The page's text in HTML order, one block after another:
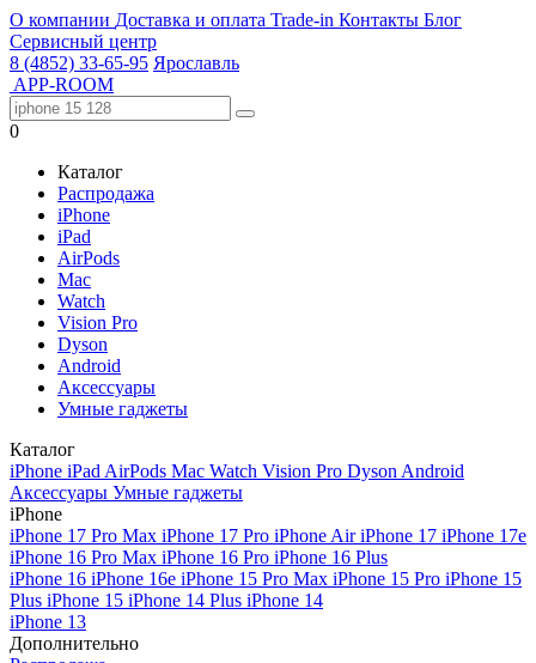
О компании Доставка и оплата Trade-in Контакты Блог
Сервисный центр
8 (4852) 33-65-95 Ярославль
APP-ROOM
0
Каталог
Распродажа
iPhone
iPad
AirPods
Mac
Watch
Vision Pro
Dyson
Android
Аксессуары
Умные гаджеты
Каталог
iPhone iPad AirPods Mac Watch Vision Pro Dyson Android
Аксессуары Умные гаджеты
iPhone
iPhone 17 Pro Max iPhone 17 Pro iPhone AiriPhone 17 iPhone 17e
iPhone 16 Pro Max iPhone 16 Pro iPhone 16 Plus
iPhone 16 iPhone 16e iPhone 15 Pro Max iPhone 15 Pro iPhone 15
Plus iPhone 15 iPhone 14 Plus iPhone 14
iPhone 13
Дополнительно